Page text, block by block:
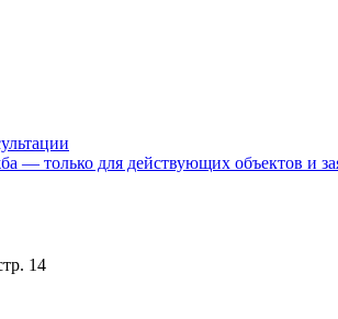
— только для действующих объектов и
14